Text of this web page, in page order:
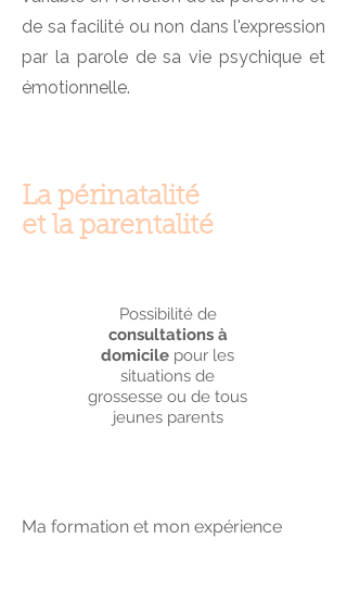
de sa facilité ou non dans l'expression
par la parole de sa vie psychique et
émotionnelle.
La périnatalité
et la parentalité
Possibilité de
consultations à
domicile pour les
situations de
grossesse ou de tous
jeunes parents
Ma formation et mon expérience